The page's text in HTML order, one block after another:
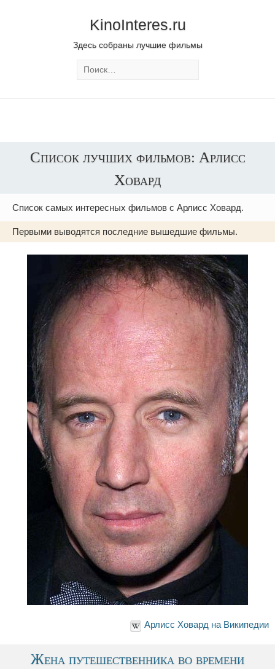
KinoInteres.ru
Здесь собраны лучшие фильмы
Список лучших фильмов: Арлисс
Ховард
Список самых интересных фильмов с Арлисс Ховард.
Первыми выводятся последние вышедшие фильмы.
Арлисс Ховард на Википедии
Жена путешественника во времени